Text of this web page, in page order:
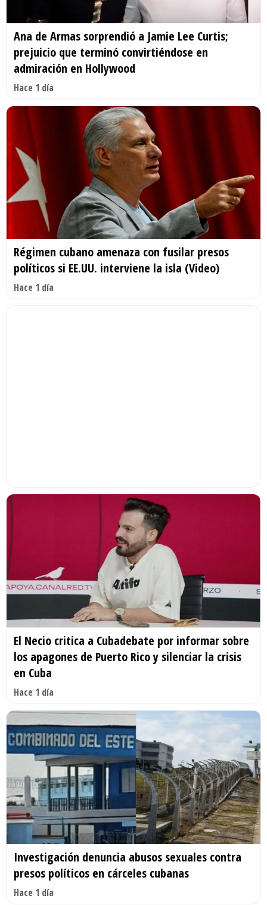
Ana de Armas sorprendió a Jamie Lee Curtis;
prejuicio que terminó convirtiéndose en
admiración en Hollywood
Hace 1 día
Régimen cubano amenaza con fusilar presos
políticos si EE.UU. interviene la isla (Video)
Hace 1 día
El Necio critica a Cubadebate por informar sobre
los apagones de Puerto Rico y silenciar la crisis
en Cuba
Hace 1 día
Investigación denuncia abusos sexuales contra
presos políticos en cárceles cubanas
Hace 1 día